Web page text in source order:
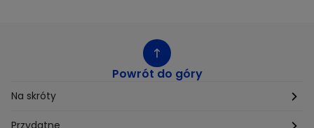
Powrót do góry
Na skróty
Etyka